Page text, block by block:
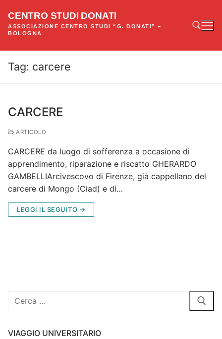
contenuto
CENTRO STUDI DONATI
ASSOCIAZIONE CENTRO STUDI “G. DONATI” –
BOLOGNA
Tag: carcere
CARCERE
ARTICOLO
CARCERE da luogo di sofferenza a occasione di
apprendimento, riparazione e riscatto GHERARDO
GAMBELLIArcivescovo di Firenze, già cappellano del
carcere di Mongo (Ciad) e di…
LEGGI IL SEGUITO →
Cerca:
VIAGGIO UNIVERSITARIO